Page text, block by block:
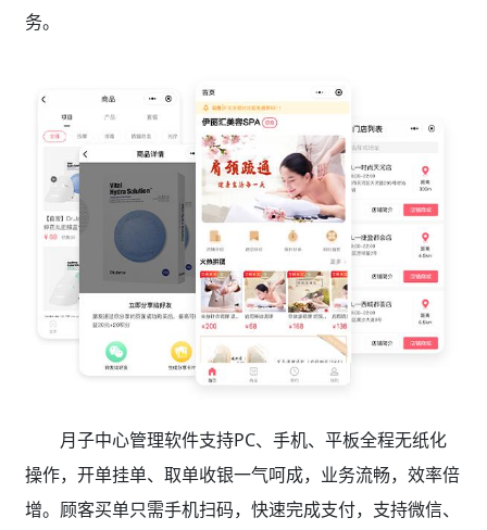
务。
月子中心管理软件支持PC、手机、平板全程无纸化
操作，开单挂单、取单收银一气呵成，业务流畅，效率倍
增。顾客买单只需手机扫码，快速完成支付，支持微信、